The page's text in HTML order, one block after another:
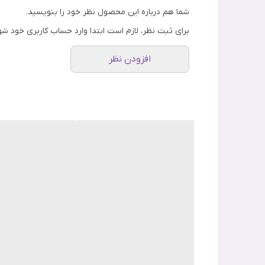
شما هم درباره این محصول نظر خود را بنویسید.
برای ثبت نظر، لازم است ابتدا وارد حساب کاربری خود
افزودن نظر